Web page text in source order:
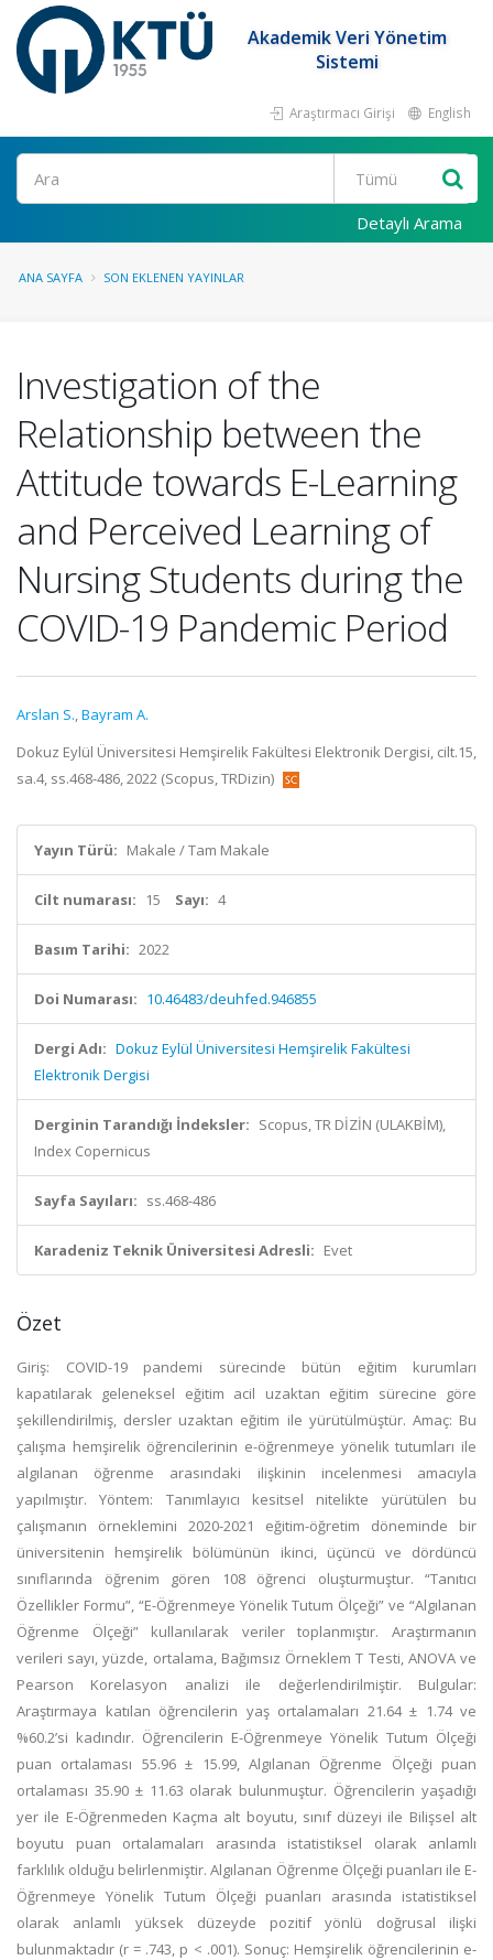
Akademik Veri Yönetim
Sistemi
Araştırmacı Girişi English
Ara
Detaylı Arama
ANA SAYFA SON EKLENEN YAYINLAR
Investigation of the
Relationship between the
Attitude towards E-Learning
and Perceived Learning of
Nursing Students during the
COVID-19 Pandemic Period
Arslan S.,Bayram A.
Dokuz Eylül Üniversitesi Hemşirelik Fakültesi Elektronik Dergisi, cilt.15,
sa.4, ss.468-486, 2022 (Scopus, TRDizin)
Yayın Türü: Makale / Tam Makale
Cilt numarası: 15 Sayı: 4
Basım Tarihi: 2022
Doi Numarası: 10.46483/deuhfed.946855
Dergi Adı: Dokuz Eylül Üniversitesi Hemşirelik Fakültesi
Elektronik Dergisi
Derginin Tarandığı İndeksler: Scopus, TR DİZİN (ULAKBİM),
Index Copernicus
Sayfa Sayıları: ss.468-486
Karadeniz Teknik Üniversitesi Adresli: Evet
Özet
Giriş: COVID-19 pandemi sürecinde bütün eğitim kurumları
kapatılarak geleneksel eğitim acil uzaktan eğitim sürecine göre
şekillendirilmiş, dersler uzaktan eğitim ile yürütülmüştür. Amaç: Bu
çalışma hemşirelik öğrencilerinin e-öğrenmeye yönelik tutumları ile
algılanan öğrenme arasındaki ilişkinin incelenmesi amacıyla
yapılmıştır. Yöntem: Tanımlayıcı kesitsel nitelikte yürütülen bu
çalışmanın örneklemini 2020-2021 eğitim-öğretim döneminde bir
üniversitenin hemşirelik bölümünün ikinci, üçüncü ve dördüncü
sınıflarında öğrenim gören 108 öğrenci oluşturmuştur. “Tanıtıcı
Özellikler Formu”, “E-Öğrenmeye Yönelik Tutum Ölçeği” ve “Algılanan
Öğrenme Ölçeği” kullanılarak veriler toplanmıştır. Araştırmanın
verileri sayı, yüzde, ortalama, Bağımsız Örneklem T Testi, ANOVA ve
Pearson Korelasyon analizi ile değerlendirilmiştir. Bulgular:
Araştırmaya katılan öğrencilerin yaş ortalamaları 21.64 ± 1.74 ve
%60.2’si kadındır. Öğrencilerin E-Öğrenmeye Yönelik Tutum Ölçeği
puan ortalaması 55.96 ± 15.99, Algılanan Öğrenme Ölçeği puan
ortalaması 35.90 ± 11.63 olarak bulunmuştur. Öğrencilerin yaşadığı
yer ile E-Öğrenmeden Kaçma alt boyutu, sınıf düzeyi ile Bilişsel alt
boyutu puan ortalamaları arasında istatistiksel olarak anlamlı
farklılık olduğu belirlenmiştir. Algılanan Öğrenme Ölçeği puanları ile E-
Öğrenmeye Yönelik Tutum Ölçeği puanları arasında istatistiksel
olarak anlamlı yüksek düzeyde pozitif yönlü doğrusal ilişki
bulunmaktadır (r = .743, p < .001). Sonuç: Hemşirelik öğrencilerinin e-